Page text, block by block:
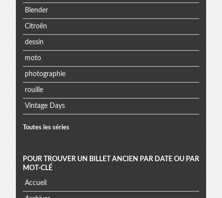
Blender
Citroën
dessin
moto
photographie
rouille
Vintage Days
Toutes les séries
POUR TROUVER UN BILLET ANCIEN PAR DATE OU PAR
MOT-CLÉ
Accueil